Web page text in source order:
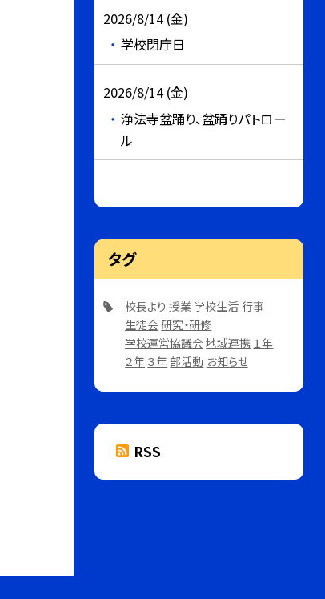
2026/8/14 (金)
学校閉庁日
2026/8/14 (金)
浄法寺盆踊り、盆踊りパトロー
ル
タグ
校長より 授業学校生活 行事
生徒会研究・研修
学校運営協議会地域連携 １年
２年 ３年部活動 お知らせ
RSS